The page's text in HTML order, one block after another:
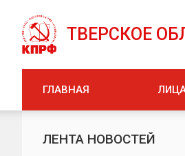
ТВЕРСКОЕ
ГЛАВНАЯ
ЛЕНТА НОВОСТЕЙ